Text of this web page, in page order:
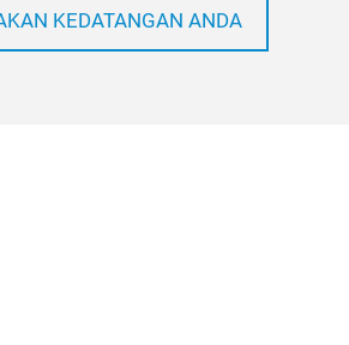
KEDATANGAN ANDA